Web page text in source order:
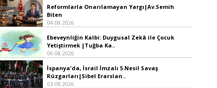
Reformlarla Onarılamayan Yargı|Av.Semih
Biten
04.08.2026
Ebeveynliğin Kalbi: Duygusal Zekâ ile Çocuk
Yetiştirmek |Tuğba Ka..
06.08.2026
İspanya'da, İsrail İmzalı 5.Nesil Savaş
Rüzgarları|Sibel Erarslan..
03.08.2026